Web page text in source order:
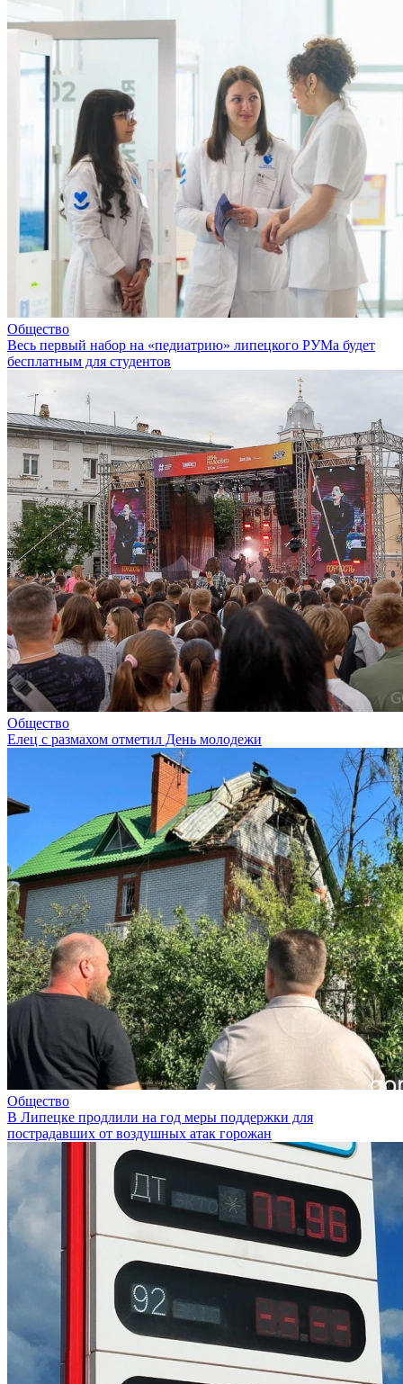
Общество
Весь первый набор на «педиатрию» липецкого РУМа будет
бесплатным для студентов
Общество
Елец с размахом отметил День молодежи
Общество
В Липецке продлили на год меры поддержки для
пострадавших от воздушных атак горожан